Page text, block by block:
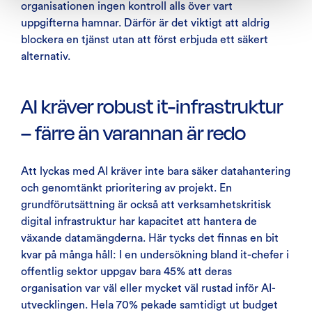
organisationen ingen kontroll alls över vart
uppgifterna hamnar. Därför är det viktigt att aldrig
blockera en tjänst utan att först erbjuda ett säkert
alternativ.
AI kräver robust it-infrastruktur
– färre än varannan är redo
Att lyckas med AI kräver inte bara säker datahantering
och genomtänkt prioritering av projekt. En
grundförutsättning är också att verksamhetskritisk
digital infrastruktur har kapacitet att hantera de
växande datamängderna. Här tycks det finnas en bit
kvar på många håll: I en undersökning bland it-chefer i
offentlig sektor uppgav bara 45% att deras
organisation var väl eller mycket väl rustad inför AI-
utvecklingen. Hela 70% pekade samtidigt ut budget